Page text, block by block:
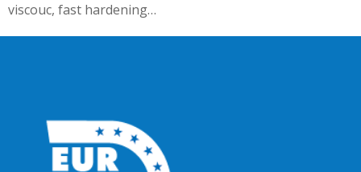
viscouc, fast hardening…